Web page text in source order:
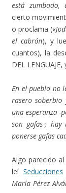
está zumbado,
cierto
o proclama («
el cabrón), y
cuantos), la
DEL
En el pueblo no
rasero
una esperanza -
son gafas-;
ponerse gafas
Algo parecido
leíSeducciones
María Pérez